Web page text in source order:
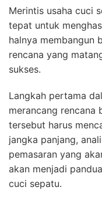
Merintis usaha cuci
tepat untuk
halnya membangun
rencana yang
sukses.
Langkah pertama
merancang rencana
tersebut harus
jangka panjang,
pemasaran yang
akan menjadi
cuci sepatu.